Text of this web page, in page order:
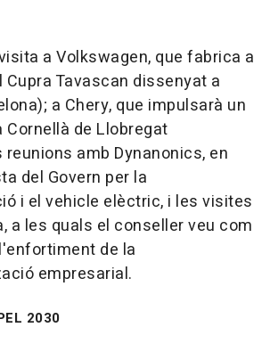
a Volkswagen, que fabrica a
Cupra Tavascan dissenyat a
a Chery, que impulsarà un
Cornellà de Llobregat
amb Dynanonics, en
del Govern per la
i el vehicle elèctric, i les visites
a les quals el conseller veu com
de la
empresarial.
2030